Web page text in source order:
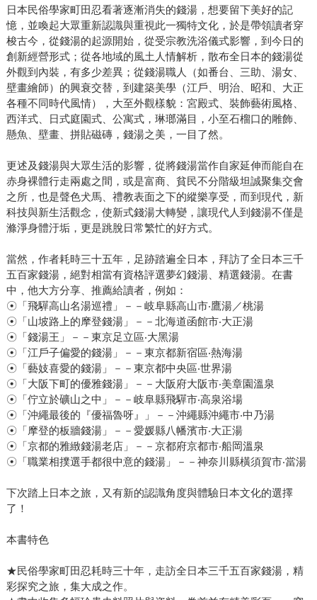
日本民俗學家町田忍看著逐漸消失的錢湯，想要留下美好的記
憶，並喚起大眾重新認識與重視此一獨特文化，於是帶領讀者穿
梭古今，從錢湯的起源開始，從受宗教洗浴儀式影響，到今日的
創新經營形式；從各地域的風土人情解析，散布全日本的錢湯從
外觀到內裝，有多少差異；從錢湯職人（如番台、三助、湯女、
壁畫繪師）的興衰交替，到建築美學（江戶、明治、昭和、大正
各種不同時代風情），大至外觀樣貌：宮殿式、裝飾藝術風格、
西洋式、日式庭園式、公寓式，琳瑯滿目，小至石榴口的雕飾、
懸魚、壁畫、拼貼磁磚，錢湯之美，一目了然。
更述及錢湯與大眾生活的影響，從將錢湯當作自家延伸而能自在
赤身裸體行走兩處之間，或是富商、貧民不分階級坦誠聚集交會
之所，也是聲色犬馬、禮教表面之下的縱樂享受，而到現代，新
科技與新生活觀念，使新式錢湯大轉變，讓現代人到錢湯不僅是
滌淨身體汙垢，更是跳脫日常繁忙的好方式。
當然，作者耗時三十五年，足跡踏遍全日本，拜訪了全日本三千
五百家錢湯，絕對相當有資格評選夢幻錢湯、精選錢湯。在書
中，他大方分享、推薦給讀者，例如：
☉「飛驒高山名湯巡禮」－－岐阜縣高山市‧鷹湯／桃湯
☉「山坡路上的摩登錢湯」－－北海道函館市‧大正湯
☉「錢湯王」－－東京足立區‧大黑湯
☉「江戶子偏愛的錢湯」－－東京都新宿區‧熱海湯
☉「藝妓喜愛的錢湯」－－東京都中央區‧世界湯
☉「大阪下町的優雅錢湯」－－大阪府大阪市‧美章園溫泉
☉「佇立於礦山之中」－－岐阜縣飛驒市‧高泉浴場
☉「沖繩最後的『優福魯呀』」－－沖繩縣沖繩市‧中乃湯
☉「摩登的板牆錢湯」－－愛媛縣八幡濱市‧大正湯
☉「京都的雅緻錢湯老店」－－京都府京都市‧船岡溫泉
☉「職業相撲選手都很中意的錢湯」－－神奈川縣橫須賀市‧當湯
下次踏上日本之旅，又有新的認識角度與體驗日本文化的選擇
了！
本書特色
★民俗學家町田忍耗時三十年，走訪全日本三千五百家錢湯，精
彩探究之旅，集大成之作。